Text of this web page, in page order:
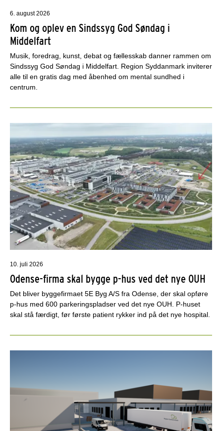
6. august 2026
Kom og oplev en Sindssyg God Søndag i
Middelfart
Musik, foredrag, kunst, debat og fællesskab danner rammen om
Sindssyg God Søndag i Middelfart. Region Syddanmark inviterer
alle til en gratis dag med åbenhed om mental sundhed i
centrum.
10. juli 2026
Odense-firma skal bygge p-hus ved det nye OUH
Det bliver byggefirmaet 5E Byg A/S fra Odense, der skal opføre
p-hus med 600 parkeringspladser ved det nye OUH. P-huset
skal stå færdigt, før første patient rykker ind på det nye hospital.